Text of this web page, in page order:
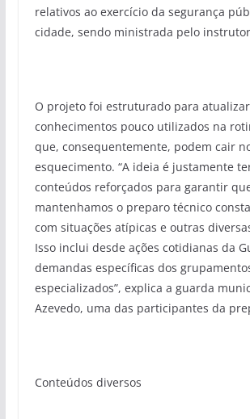
relativos ao exercício da segurança
cidade, sendo ministrada pelo
O projeto foi estruturado para atualizar
conhecimentos pouco utilizados na
que, consequentemente, podem cair
esquecimento. “A ideia é justamente
conteúdos reforçados para garantir
mantenhamos o preparo técnico
com situações atípicas e outras
Isso inclui desde ações cotidianas da
demandas específicas dos
especializados”, explica a guarda
Azevedo, uma das participantes da
Conteúdos diversos